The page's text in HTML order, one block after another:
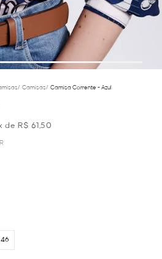
/ Camisas/ Camisa Corrente - Azul
de R$ 61,50
46